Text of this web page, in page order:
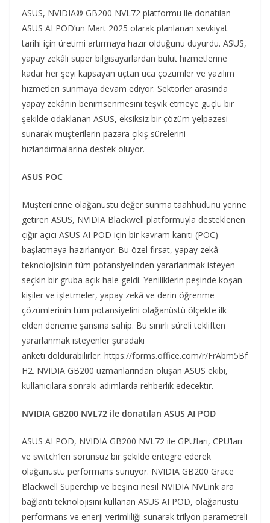
ASUS, NVIDIA® GB200 NVL72 platformu ile donatılan
ASUS AI POD’un Mart 2025 olarak planlanan sevkiyat
tarihi için üretimi artırmaya hazır olduğunu duyurdu. ASUS,
yapay zekâlı süper bilgisayarlardan bulut hizmetlerine
kadar her şeyi kapsayan uçtan uca çözümler ve yazılım
hizmetleri sunmaya devam ediyor. Sektörler arasında
yapay zekânın benimsenmesini teşvik etmeye güçlü bir
şekilde odaklanan ASUS, eksiksiz bir çözüm yelpazesi
sunarak müşterilerin pazara çıkış sürelerini
hızlandırmalarına destek oluyor.
ASUS POC
Müşterilerine olağanüstü değer sunma taahhüdünü yerine
getiren ASUS, NVIDIA Blackwell platformuyla desteklenen
çığır açıcı ASUS AI POD için bir kavram kanıtı (POC)
başlatmaya hazırlanıyor. Bu özel fırsat, yapay zekâ
teknolojisinin tüm potansiyelinden yararlanmak isteyen
seçkin bir gruba açık hale geldi. Yeniliklerin peşinde koşan
kişiler ve işletmeler, yapay zekâ ve derin öğrenme
çözümlerinin tüm potansiyelini olağanüstü ölçekte ilk
elden deneme şansına sahip. Bu sınırlı süreli tekliften
yararlanmak isteyenler şuradaki
anketi doldurabilirler: https://forms.office.com/r/FrAbm5Bf
H2. NVIDIA GB200 uzmanlarından oluşan ASUS ekibi,
kullanıcılara sonraki adımlarda rehberlik edecektir.
NVIDIA GB200 NVL72 ile donatılan ASUS AI POD
ASUS AI POD, NVIDIA GB200 NVL72 ile GPU’ları, CPU’ları
ve switch’leri sorunsuz bir şekilde entegre ederek
olağanüstü performans sunuyor. NVIDIA GB200 Grace
Blackwell Superchip ve beşinci nesil NVIDIA NVLink ara
bağlantı teknolojisini kullanan ASUS AI POD, olağanüstü
performans ve enerji verimliliği sunarak trilyon parametreli